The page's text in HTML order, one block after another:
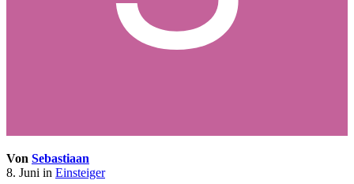
Von Sebastiaan
8. Juni in Einsteiger